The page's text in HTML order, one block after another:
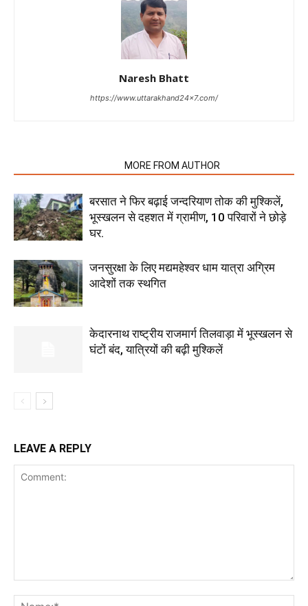
Naresh Bhatt
https://www.uttarakhand24x7.com/
MORE FROM AUTHOR
बरसात ने फिर बढ़ाई जन्दरियाण तोक की मुश्किलें,
भूस्खलन से दहशत में ग्रामीण, 10 परिवारों ने छोड़े
घर.
जनसुरक्षा के लिए मद्यमहेश्वर धाम यात्रा अग्रिम
आदेशों तक स्थगित
केदारनाथ राष्ट्रीय राजमार्ग तिलवाड़ा में भूस्खलन से
घंटों बंद, यात्रियों की बढ़ी मुश्किलें
LEAVE A REPLY